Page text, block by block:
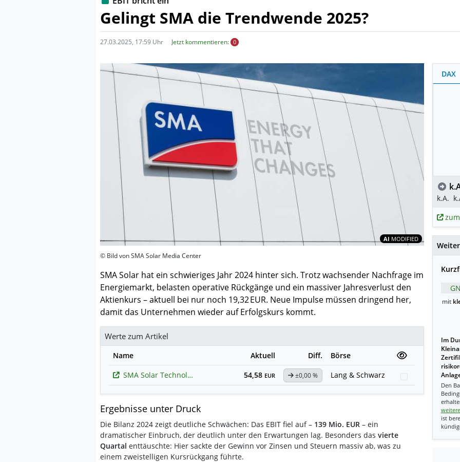
Gelingt SMA die Trendwende 2025?
27.03.2025, 17:59 Uhr Jetzt kommentieren: 0
AI MODIFIED Inhalte
© Bild von SMA Solar Media Center
SMA Solar hat ein schwieriges Jahr 2024 hinter sich. Trotz wachsender Nachfrage im
Energiemarkt, belasten operative Rückgänge und ein massiver Jahresverlust den
Aktienkurs – aktuell bei nur noch 19,32 EUR. Neue Impulse müssen dringend her,
damit das Unternehmen wieder auf Erfolgskurs kommt.
Werte zum Artikel
Name Aktuell Diff.
Börse
SMA Solar Technology
54,58 EUR ±0,00 % Lang & Schwarz Watchlist
Ergebnisse unter Druck
Die Bilanz 2024 zeigt deutliche Schwächen: Das EBIT fiel auf – 139 Mio. EUR – ein
dramatischer Einbruch, der deutlich unter den Erwartungen lag. Besonders das vierte
Quartal enttäuschte: Hier sackte der Gewinn vor Zinsen und Steuern massiv ab, was zu
einem zweistelligen Kursrückgang führte.
DAX
k.A.
mit
Im
Den
ist